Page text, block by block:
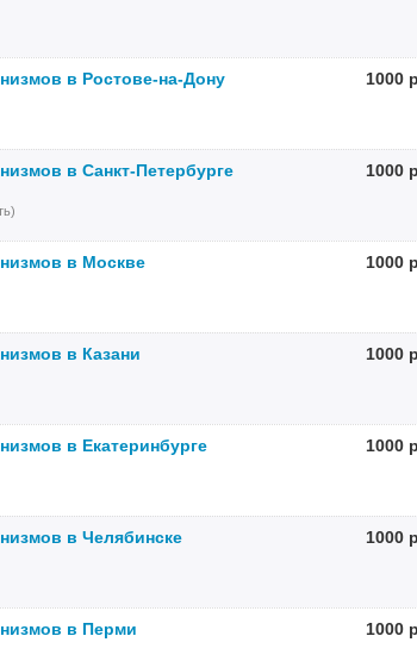
в Ростове-на-Дону 1000
в Санкт-Петербурге 1000
в Москве 1000
в Казани 1000
в Екатеринбурге 1000
в Челябинске 1000
в Перми 1000